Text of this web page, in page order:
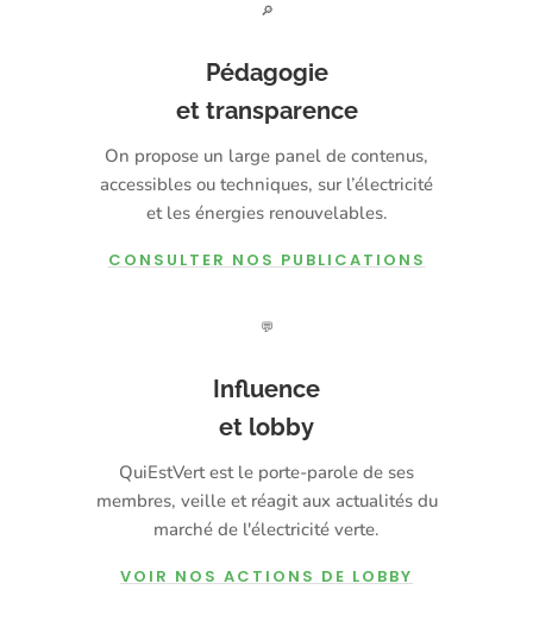
🔎
Pédagogie
et transparence
On propose un large panel de contenus,
accessibles ou techniques, sur l’électricité
et les énergies renouvelables.
CONSULTER NOS PUBLICATIONS
💬
Influence
et lobby
QuiEstVert est le porte-parole de ses
membres, veille et réagit aux actualités du
marché de l'électricité verte.
VOIR NOS ACTIONS DE LOBBY